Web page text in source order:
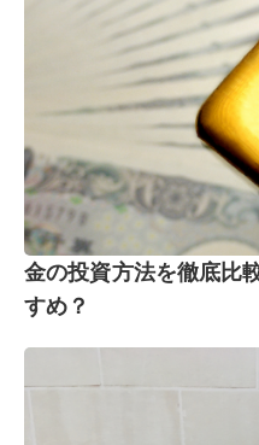
金の投資方法を徹底比
すめ？